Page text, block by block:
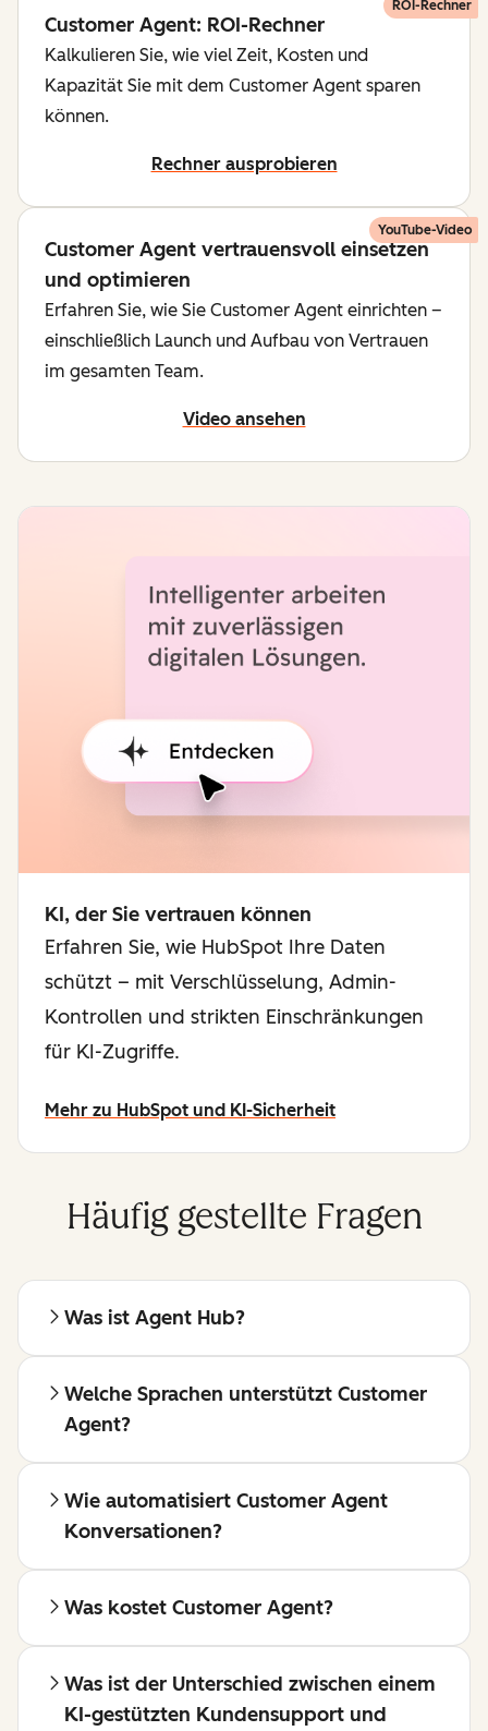
ROI-Rechner
Customer Agent: ROI-Rechner
Kalkulieren Sie, wie viel Zeit, Kosten und
Kapazität Sie mit dem Customer Agent sparen
können.
Rechner ausprobieren
YouTube-Video
Customer Agent vertrauensvoll einsetzen
und optimieren
Erfahren Sie, wie Sie Customer Agent einrichten –
einschließlich Launch und Aufbau von Vertrauen
im gesamten Team.
Video ansehen
KI, der Sie vertrauen können
Erfahren Sie, wie HubSpot Ihre Daten
schützt – mit Verschlüsselung, Admin-
Kontrollen und strikten Einschränkungen
für KI-Zugriffe.
Mehr zu HubSpot und KI-Sicherheit
Häufig gestellte Fragen
Was ist Agent Hub?
Welche Sprachen unterstützt Customer
Agent?
Wie automatisiert Customer Agent
Konversationen?
Was kostet Customer Agent?
Was ist der Unterschied zwischen einem
KI-gestützten Kundensupport und